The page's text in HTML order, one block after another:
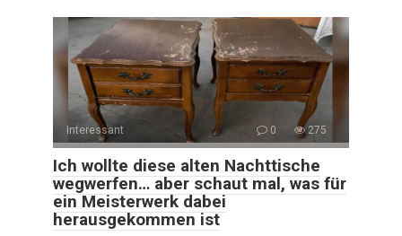
Interessant 0 275
Ich wollte diese alten Nachttische
wegwerfen… aber schaut mal, was für
ein Meisterwerk dabei
herausgekommen ist